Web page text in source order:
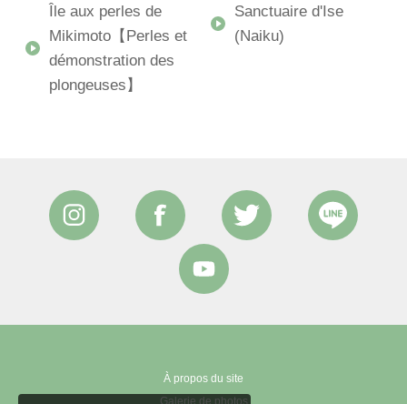
Île aux perles de
Mikimoto【Perles et
démonstration des
plongeuses】
Sanctuaire d'Ise
(Naiku)
À propos du site
Galerie de photos